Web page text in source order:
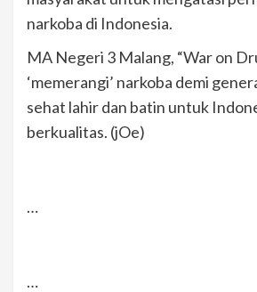
narkoba di Indonesia.
MA Negeri 3 Malang, “War on
‘memerangi’ narkoba demi
sehat lahir dan batin untuk
berkualitas. (jOe)
…
…